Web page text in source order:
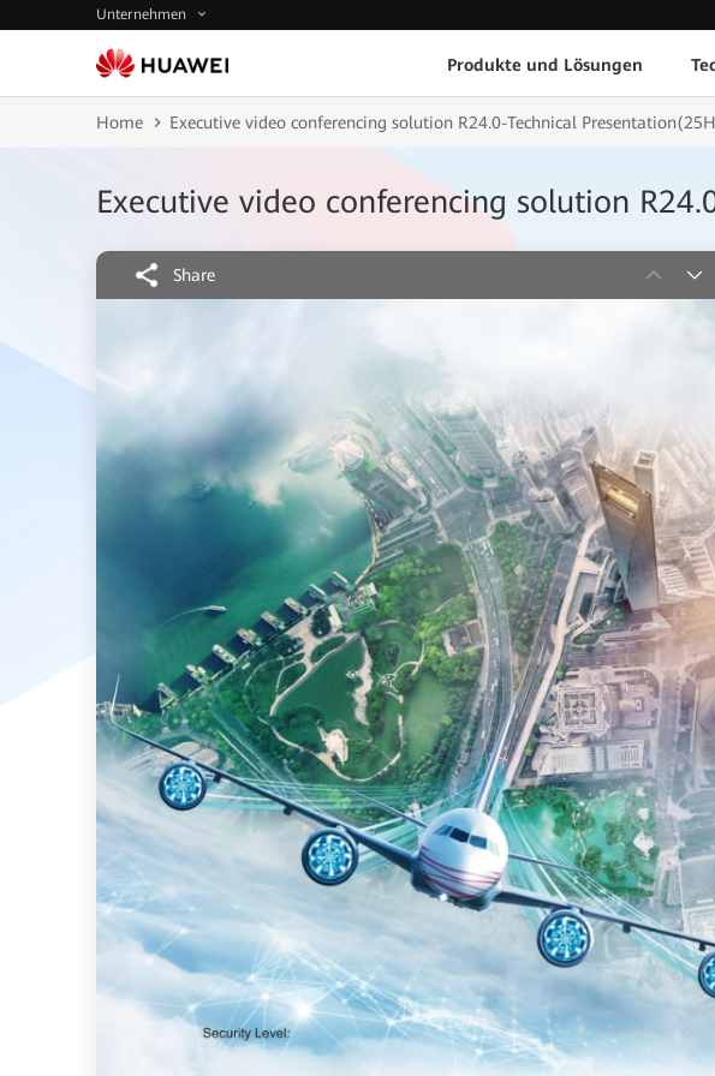
Unternehmen
Produkte und Lösungen
Home Executive video conferencing solution R24.0-Technical
Executive video conferencing solution
Share